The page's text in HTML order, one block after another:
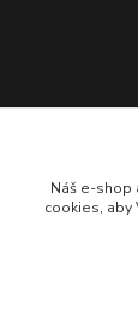
Náš e-shop
cookies, aby